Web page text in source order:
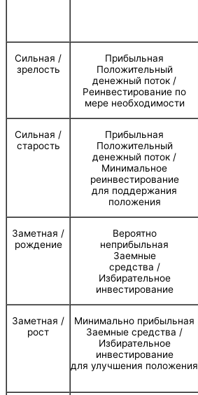
Сильная /
зрелость
Прибыльная
Положительный
денежный поток /
Реинвестирование по
мере необходимости
Сильная /
старость
Прибыльная
Положительный
денежный поток /
Минимальное
реинвестирование
для поддержания
положения
Заметная /
рождение
Вероятно
неприбыльная
Заемные
средства /
Избирательное
инвестирование
Заметная /
роcт
Минимально прибыльная
Заемные средства /
Избирательное
инвестирование
для улучшения положения